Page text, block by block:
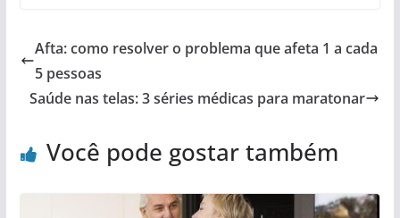
Afta: como resolver o problema que afeta 1 a cada
5 pessoas
Saúde nas telas: 3 séries médicas para maratonar
Você pode gostar também